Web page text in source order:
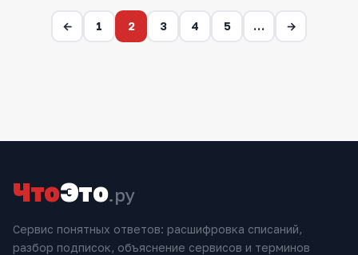
← 1 2 3 4 5 … →
ЧтоЭто.ру
Сервис понятных ответов: расшифровка списаний,
разбор подписок, объяснение сервисов и терминов